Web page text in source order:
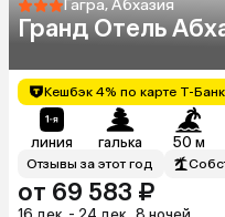
Гагра, Абхазия
Гранд Отель
Кешбэк 4% по карте Т-
линия галька 50 м
Отзывы за этот год
от 69 583 ₽